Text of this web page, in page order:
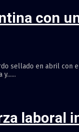
con
sellado en abril con
laboral